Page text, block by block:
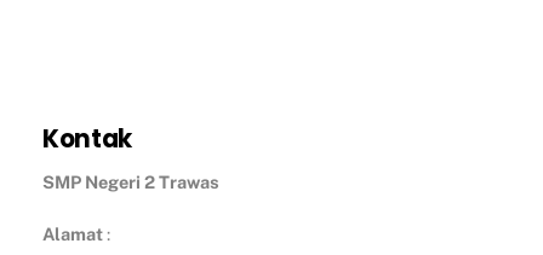
Kontak
SMP Negeri 2 Trawas
Alamat: